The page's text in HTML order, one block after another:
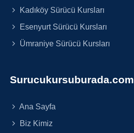
Kadıköy Sürücü Kursları
Esenyurt Sürücü Kursları
Ümraniye Sürücü Kursları
Surucukursuburada.com
Ana Sayfa
Biz Kimiz